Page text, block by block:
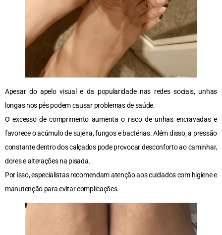
Apesar do apelo visual e da popularidade nas redes sociais, unhas
longas nos pés podem causar problemas de saúde.
O excesso de comprimento aumenta o risco de unhas encravadas e
favorece o acúmulo de sujeira, fungos e bactérias. Além disso, a pressão
constante dentro dos calçados pode provocar desconforto ao caminhar,
dores e alterações na pisada.
Por isso, especialistas recomendam atenção aos cuidados com higiene e
manutenção para evitar complicações.